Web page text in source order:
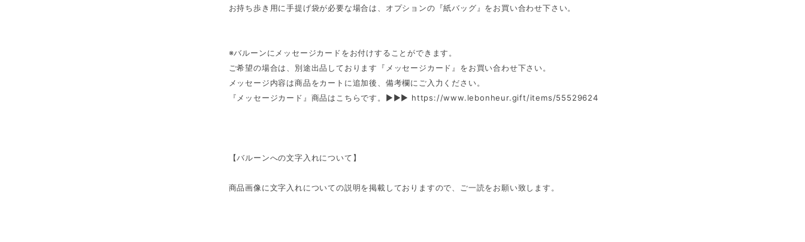
お持ち歩き用に手提げ袋が必要な場合は、オプションの『紙バッグ』をお買い合わせ下さい。
※バルーンにメッセージカードをお付けすることができます。
ご希望の場合は、別途出品しております『メッセージカード』をお買い合わせ下さい。
メッセージ内容は商品をカートに追加後、備考欄にご入力ください。
『メッセージカード』商品はこちらです。►►► https://www.lebonheur.gift/items/55529624
【バルーンへの文字入れについて】
商品画像に文字入れについての説明を掲載しておりますので、ご一読をお願い致します。